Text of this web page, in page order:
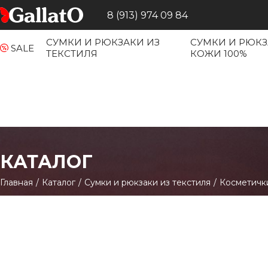
8 (913) 974 09 84
SALE
СУМКИ И РЮКЗАКИ ИЗ
ТЕКСТИЛЯ
СУМКИ И
КОЖИ 100%
КАТАЛОГ
Главная / Каталог / Сумки и рюкзаки из текстиля /